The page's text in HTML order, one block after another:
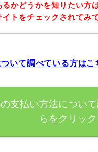
かどうかを知りたい方
イトをチェックされてみ
いて調べている方はこ
支払い方法につい
らをクリック